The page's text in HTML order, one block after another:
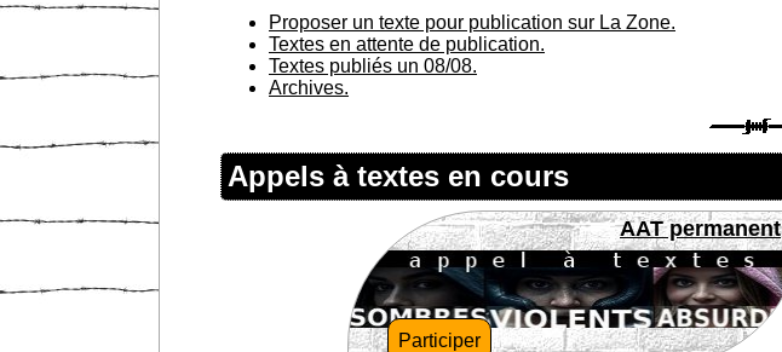
Proposer un texte pour publication sur La Zone.
Textes en attente de publication.
Textes publiés un 08/08.
Archives.
Appels à textes en cours
AAT permanent
Participer